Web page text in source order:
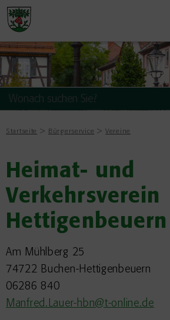
Startseite Bürgerservice Vereine
Heimat- und
Verkehrsverein
Hettigenbeuern
Am Mühlberg 25
74722 Buchen-Hettigenbeuern
06286 840
Manfred.Lauer-hbn@t-online.de